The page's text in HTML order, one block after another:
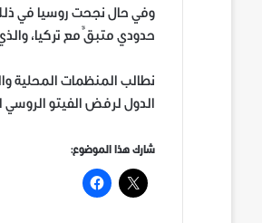
حدودي متبقٍّ مع تركيا، والذي يشهد مرور حوالي
نطالب المنظمات المحلية
الدول لرفض الفيتو الروسي
شارك هذا الموضوع: